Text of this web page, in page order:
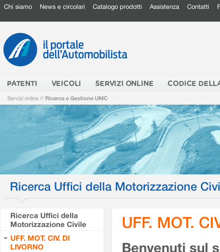
Chi siamo News e circolari Catalogo prodotti Assistenza Contatti
PATENTI VEICOLI SERVIZI ONLINE CODICE
Servizi online // Ricerca e Gestione UMC
Ricerca Uffici della Motorizzazione
Ricerca Uffici della
Motorizzazione Civile
UFF. MOT. CIV. DI
LIVORNO
UFF. MOT.
Benvenuti sul